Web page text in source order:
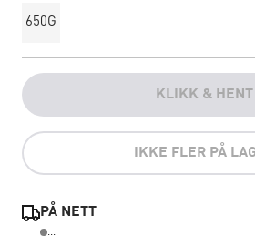
650G
KLIKK & HENT
IKKE FLER PÅ
PÅ NETT
...